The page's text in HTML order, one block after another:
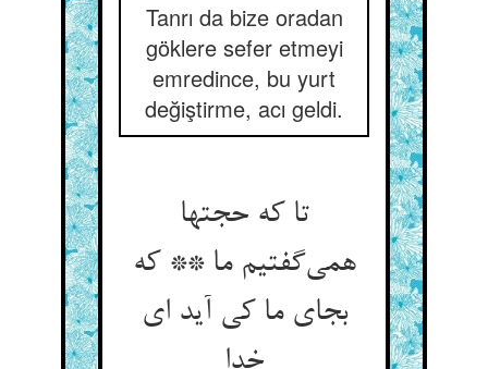
Tanrı da bize oradan
göklere sefer etmeyi
emredince, bu yurt
değiştirme, acı geldi.
تا که حجتها
همی‌‌گفتیم ما ** که
بجای ما کی آید ای